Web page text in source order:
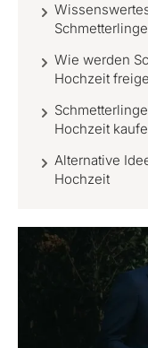
Wie werden
Hochzeit
Hochzeit
Alternative
Hochzeit